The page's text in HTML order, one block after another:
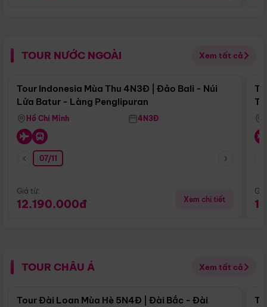
TOUR NƯỚC NGOÀI Xem tất cả
Điểm nổi bật
Tour Indonesia Mùa Thu 4N3Đ | Đảo Bali - Núi
Lửa Batur - Làng Penglipuran
Hồ Chí Minh 4N3Đ
07/11
Giá từ:
12.190.000đ Xem chi tiết
TOUR CHÂU Á Xem tất cả
Điểm nổi bật
Tour Đài Loan Mùa Hè 5N4Đ | Đài Bắc - Đài